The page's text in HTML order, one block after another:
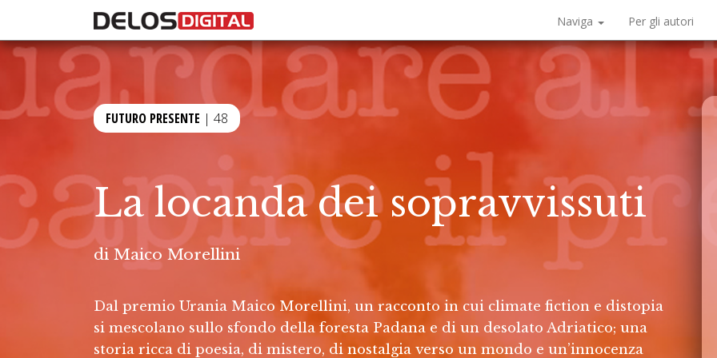
Naviga Per gli autori
FUTURO PRESENTE | 48
La locanda dei sopravvissuti
di Maico Morellini
Dal premio Urania Maico Morellini, un racconto in cui climate fiction e distopia
si mescolano sullo sfondo della foresta Padana e di un desolato Adriatico; una
storia ricca di poesia, di mistero, di nostalgia verso un mondo e un’innocenza